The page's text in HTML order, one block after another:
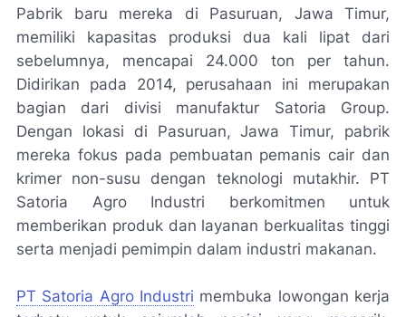
Pabrik baru mereka di Pasuruan, Jawa Timur,
memiliki kapasitas produksi dua kali lipat dari
sebelumnya, mencapai 24.000 ton per tahun.
Didirikan pada 2014, perusahaan ini merupakan
bagian dari divisi manufaktur Satoria Group.
Dengan lokasi di Pasuruan, Jawa Timur, pabrik
mereka fokus pada pembuatan pemanis cair dan
krimer non-susu dengan teknologi mutakhir. PT
Satoria Agro Industri berkomitmen untuk
memberikan produk dan layanan berkualitas tinggi
serta menjadi pemimpin dalam industri makanan.
PT Satoria Agro Industri membuka lowongan kerja